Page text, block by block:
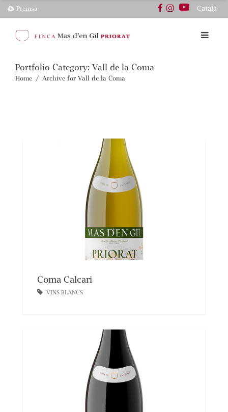
Català
Premsa
Portfolio Category: Vall de la Coma
Home / Archive for Vall de la Coma
Coma Calcari
VINS BLANCS